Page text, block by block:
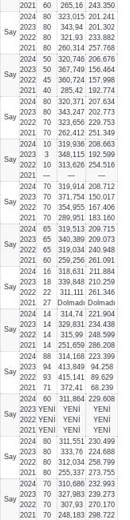
2021
60
265,16
243.350
Say
2024
2023
2022
2021
80
80
80
80
323,015
343,94
321,93
260,314
201.241
201.302
233.882
257.768
Say
2024
2023
2022
2021
50
50
45
40
320,746
367,749
360,724
285,42
206.676
156.464
157.998
192.774
Say
2024
2023
2022
2021
80
80
70
70
320,371
343,247
323,656
262,412
207.634
202.773
229.753
251.349
Say
2024
2023
2022
2021
10
3
10
—
319,936
348,115
313,626
—
208.663
192.599
254.516
—
Say
2024
2023
2022
2021
70
70
70
70
319,914
371,754
354,955
289,951
208.712
150.017
167.406
183.160
Say
2024
2023
2022
2021
65
65
65
60
319,513
340,389
319,034
259,256
209.715
209.073
240.948
261.091
Say
2024
2023
2022
2021
16
18
22
27
318,631
339,848
311,111
Dolmadı
211.884
210.259
261.346
Dolmadı
Say
2024
2023
2022
2021
14
14
14
14
314,74
329,831
315,99
251,659
221.904
234.438
248.599
286.208
Say
2024
2023
2022
2021
88
94
93
71
314,168
413,849
415,141
372,41
223.399
94.258
89.629
68.239
Say
2024
2023
2022
2021
60
YENİ
YENİ
YENİ
311,864
YENİ
YENİ
YENİ
229.608
YENİ
YENİ
YENİ
Say
2024
2023
2022
2021
80
80
80
80
311,551
333,76
312,034
255,337
230.499
224.688
258.799
273.755
Say
2024
2023
2022
2021
70
70
70
70
310,686
327,983
307,93
248,183
232.993
239.273
270.170
298.722